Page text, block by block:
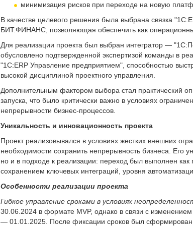
минимизация рисков при переходе на новую
В качестве целевого решения была выбрана связка
БИТ.ФИНАНС, позволяющая обеспечить как
Для реализации проекта был выбран интегратор —
обусловлено подтвержденной экспертизой команды в
"1С:ERP Управление предприятием", способностью
высокой дисциплиной проектного управления.
Дополнительным фактором выбора стал практический
запуска, что было критически важно в условиях
непрерывности бизнес-процессов.
Уникальность и инновационность проекта
Проект реализовывался в условиях жестких внешних
необходимости сохранить непрерывность бизнеса. Его
но и в подходе к реализации: переход был выполнен
сохранением ключевых интеграций, уровня
Особенности реализации проекта
Гибкое управление сроками в условиях
30.06.2024 в формате MVP, однако в связи с
— 01.01.2025. После фиксации сроков был